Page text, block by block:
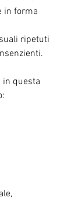
in forma
ripetuti